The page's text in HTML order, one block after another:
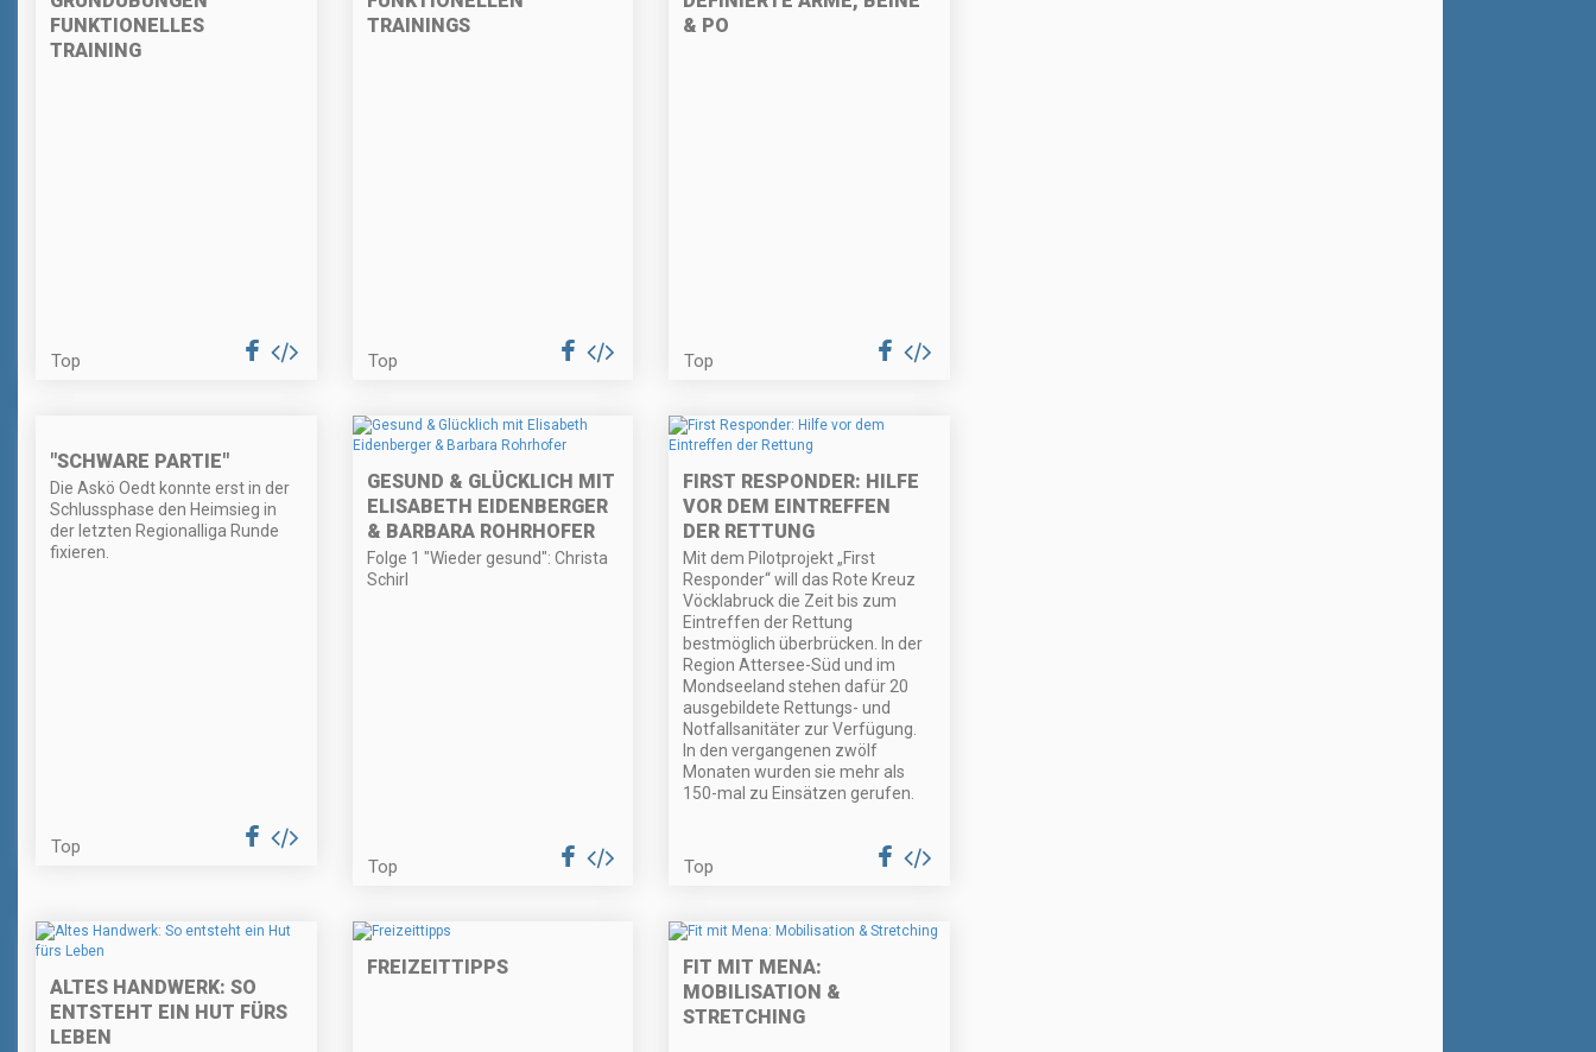
FUNKTIONELLES
TRAINING
Top
TRAININGS
Top
& PO
Top
"SCHWARE PARTIE"
Die Askö Oedt konnte erst in der
Schlussphase den Heimsieg in
der letzten Regionalliga Runde
fixieren.
Top
GESUND & GLÜCKLICH MIT
ELISABETH EIDENBERGER
& BARBARA ROHRHOFER
Folge 1 "Wieder gesund": Christa
Schirl
Top
FIRST RESPONDER: HILFE
VOR DEM EINTREFFEN
DER RETTUNG
Mit dem Pilotprojekt „First
Responder“ will das Rote Kreuz
Vöcklabruck die Zeit bis zum
Eintreffen der Rettung
bestmöglich überbrücken. In der
Region Attersee-Süd und im
Mondseeland stehen dafür 20
ausgebildete Rettungs- und
Notfallsanitäter zur Verfügung.
In den vergangenen zwölf
Monaten wurden sie mehr als
150-mal zu Einsätzen gerufen.
Top
ALTES HANDWERK: SO
ENTSTEHT EIN HUT FÜRS
LEBEN
FREIZEITTIPPS
FIT MIT MENA:
MOBILISATION &
STRETCHING